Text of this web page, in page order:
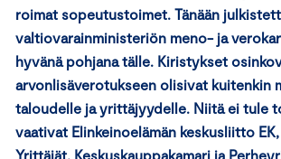
roimat sopeutustoimet. Tänään
valtiovarainministeriön meno- ja
hyvänä pohjana tälle. Kiristykset
arvonlisäverotukseen olisivat kuitenkin
taloudelle ja yrittäjyydelle. Niitä ei tule
vaativat Elinkeinoelämän keskusliitto
Yrittäjät, Keskuskauppakamari ja